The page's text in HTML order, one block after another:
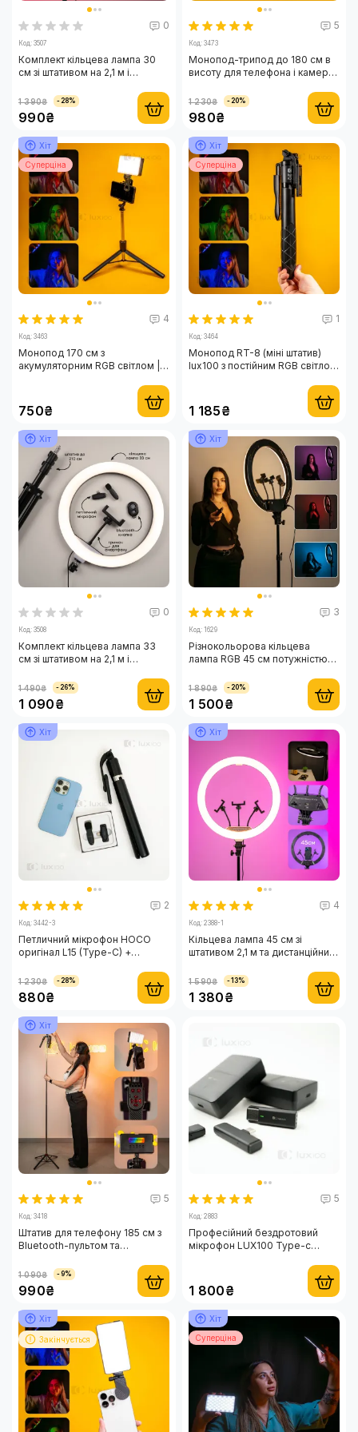
0
Код: 3507
Комплект кільцева лампа 30
см зі штативом на 2,1 м і
1 390₴ -28%
990₴
5
Код: 3473
Монопод-трипод до 180 см в
висоту для телефона і камери |
та відео зйомки
1 230₴ -20%
980₴
Хіт
Суперціна
4
Код: 3463
Монопод 170 см з
акумуляторним RGB світлом |
750₴
Хіт
Суперціна
1
Код: 3464
Монопод RT-8 (міні штатив)
lux100 з постійним RGB світлом
1 185₴
Хіт
0
Код: 3508
Комплект кільцева лампа 33
см зі штативом на 2,1 м і
1 490₴ -26%
1 090₴
Хіт
3
Код: 1629
Різнокольорова кільцева
лампа RGB 45 см потужністю
тримачами для смартфона
1 890₴ -20%
1 500₴
Хіт
2
Код: 3442-3
Петличний мікрофон HOCO
оригінал L15 (Type-C) +
1 230₴ -28%
880₴
Хіт
4
Код: 2388-1
Кільцева лампа 45 см зі
штативом 2,1 м та дистанційним
1 590₴ -13%
1 380₴
Хіт
5
Код: 3418
Штатив для телефону 185 см з
Bluetooth-пультом та
1 090₴ -9%
990₴
5
Код: 2883
Професійний бездротовий
мікрофон LUX100 Type-c
1 800₴
Хіт
Закінчується
Хіт
Суперціна